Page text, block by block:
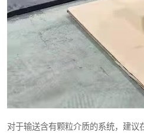
对于输送含有颗粒介质的系统，建议